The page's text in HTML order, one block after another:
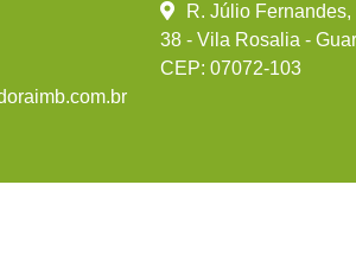
R. Júlio Fernandes,
38 - Vila Rosalia -
CEP: 07072-103